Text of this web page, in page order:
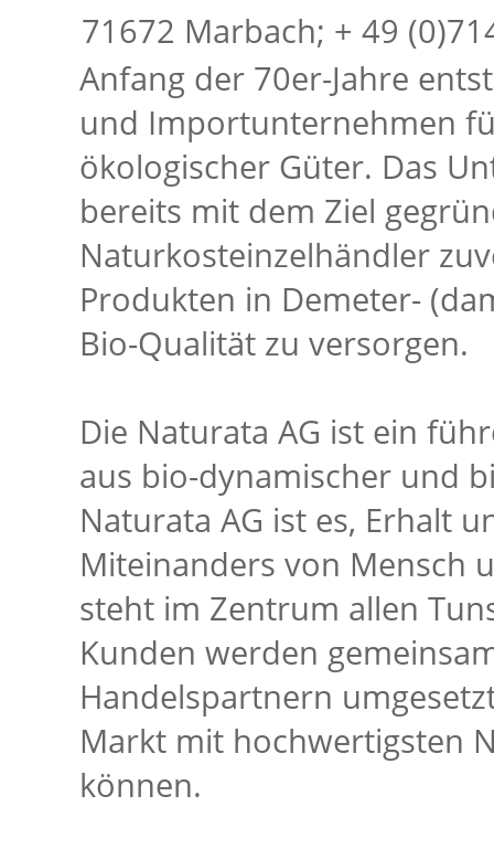
71672 Marbach; + 49
Anfang der 70er-Jahre
und Importunternehmen
ökologischer Güter. Das
bereits mit dem Ziel
Naturkosteinzelhändler
Produkten in Demeter-
Bio-Qualität zu versorgen.
Die Naturata AG ist ein
aus bio-dynamischer und
Naturata AG ist es, Erhalt
Miteinanders von Mensch
steht im Zentrum allen
Kunden werden
Handelspartnern
Markt mit hochwertigsten
können.